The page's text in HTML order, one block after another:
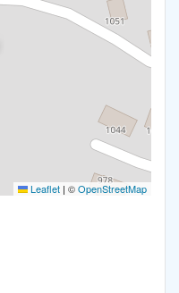
Leaflet | ©OpenStreetMap